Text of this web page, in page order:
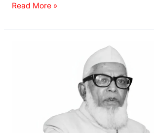
অধ্যাপক
রহমান:
Read More »